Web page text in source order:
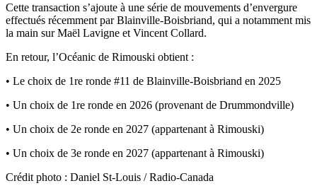
Cette transaction s’ajoute à une série de mouvements d’envergure
effectués récemment par Blainville-Boisbriand, qui a notamment mis
la main sur Maël Lavigne et Vincent Collard.
En retour, l’Océanic de Rimouski obtient :
• Le choix de 1re ronde #11 de Blainville-Boisbriand en 2025
• Un choix de 1re ronde en 2026 (provenant de Drummondville)
• Un choix de 2e ronde en 2027 (appartenant à Rimouski)
• Un choix de 3e ronde en 2027 (appartenant à Rimouski)
Crédit photo : Daniel St-Louis / Radio-Canada